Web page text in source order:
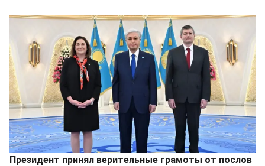
Президент принял верительные грамоты от послов